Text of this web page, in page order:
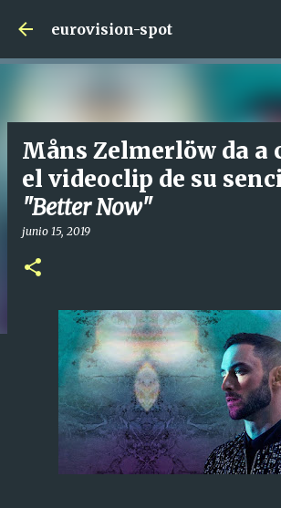
Ir al contenido principal
eurovision-spot
Måns Zelmerlöw da a
el videoclip de su
"Better Now"
junio 15, 2019